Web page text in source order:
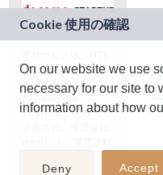
ドコモグループの新
規事業創出プログラ
ム「docomo
STARTUP」を通じて
On our website we use
necessary for our site to
information about how
Deny Accept